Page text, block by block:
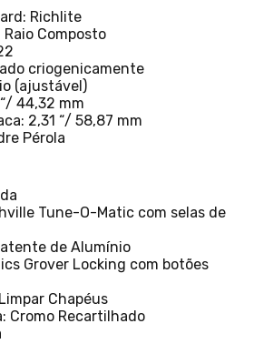
Richlite
Composto
criogenicamente
(ajustável)
44,32 mm
2,31 “/ 58,87 mm
Pérola
Tune-O-Matic com selas de
de Alumínio
Grover Locking com botões
Chapéus
Cromo Recartilhado